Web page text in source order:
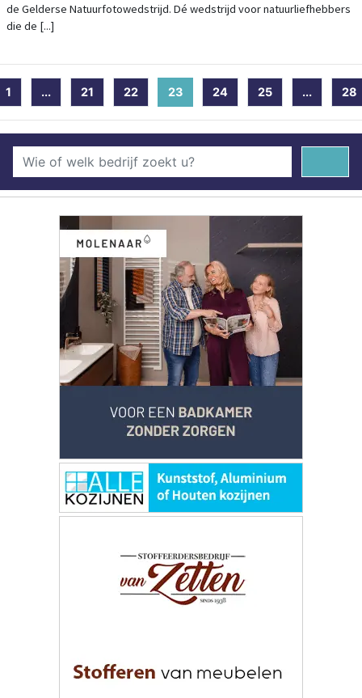
de Gelderse Natuurfotowedstrijd. Dé wedstrijd voor natuurliefhebbers
die de [...]
1 ... 21 22 23(current)
24 25 ... 28